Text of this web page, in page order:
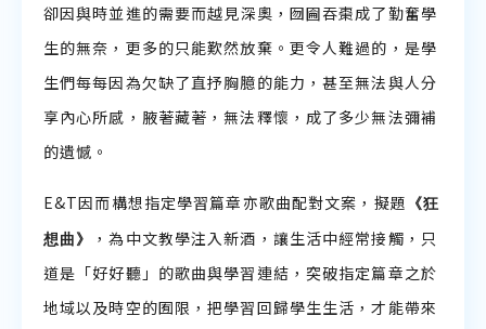
卻因與時並進的需要而越見深奧，囫圇吞棗成了勤奮學
生的無奈，更多的只能歎然放棄。更令人難過的，是學
生們每每因為欠缺了直抒胸臆的能力，甚至無法與人分
享內心所感，腋著藏著，無法釋懷，成了多少無法彌補
的遺憾。
E&T因而構想指定學習篇章亦歌曲配對文案，擬題 《狂
想曲》 ，為中文教學注入新酒，讓生活中經常接觸，只
道是「好好聽」的歌曲與學習連結，突破指定篇章之於
地域以及時空的囿限，把學習回歸學生生活，才能帶來